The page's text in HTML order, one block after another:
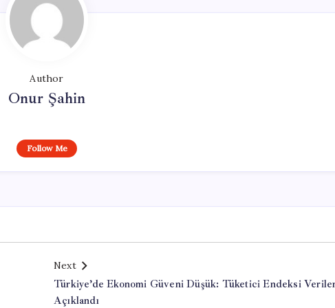
Author
Onur Şahin
Follow Me
Next
Türkiye’de Ekonomi Güveni Düşük: Tüketici Endeksi
Açıklandı